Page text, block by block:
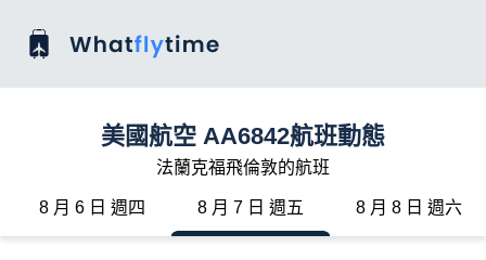
美國航空 AA6842航班動態
法蘭克福飛倫敦的航班
8 月 6 日 週四 8 月 7 日 週五 8 月 8 日 週六